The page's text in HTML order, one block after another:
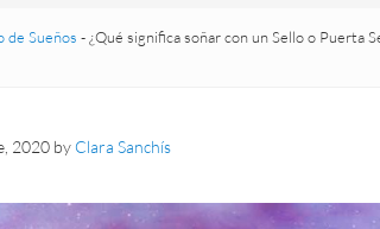
de Sueños - ¿Qué significa soñar con un Sello o Puerta
2020 by Clara Sanchís